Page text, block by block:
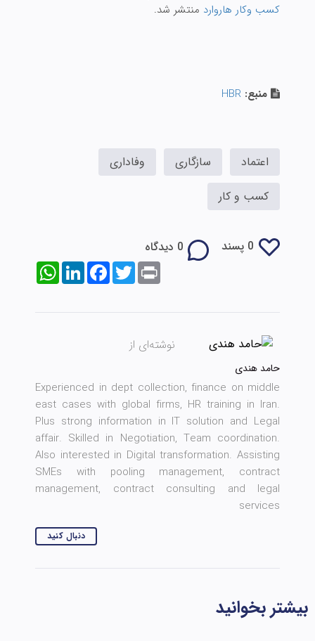
کسب وکار هاروارد منتشر شد.
منبع: HBR
اعتماد سازگاری
وفاداری
کسب و کار
0 پسند
0 دیدگاه
WhatsAppLinkedInFacebookTwitterPrint
نوشته‌ای از
حامد هندی
Experienced in dept collection, finance on middle
east cases with global firms, HR training in Iran.
Plus strong information in IT solution and Legal
affair. Skilled in Negotiation, Team coordination.
Also interested in Digital transformation. Assisting
SMEs with pooling management, contract
management, contract consulting and legal
services
دنبال کنید
بیشتر بخوانید